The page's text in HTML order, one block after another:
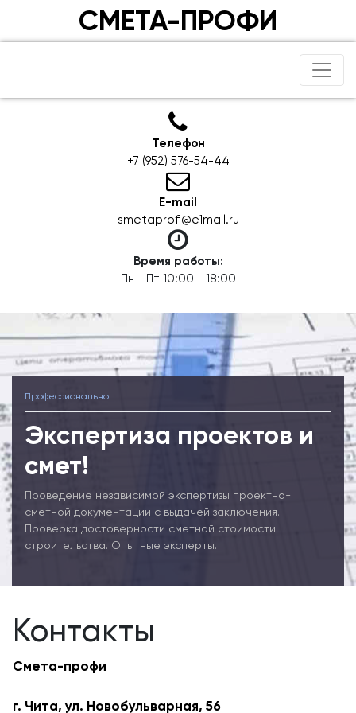
СМЕТА-ПРОФИ
Телефон
+7 (952) 576-54-44
E-mail
smetaprofi@e1mail.ru
Время работы:
Пн - Пт 10:00 - 18:00
Профессионально
Экспертиза проектов и
смет!
Проведение независимой экспертизы проектно-
сметной документации с выдачей заключения.
Проверка достоверности сметной стоимости
строительства. Опытные эксперты.
Контакты
Смета-профи
г. Чита, ул. Новобульварная, 56